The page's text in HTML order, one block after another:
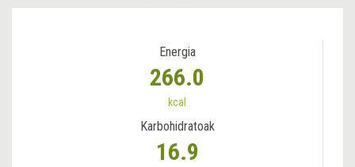
Energia
266.0
kcal
Karbohidratoak
16.9